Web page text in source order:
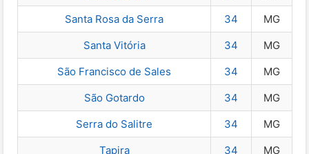
Santa Rosa da Serra
34
MG
Santa Vitória
34
MG
São Francisco de Sales
34
MG
São Gotardo
34
MG
Serra do Salitre
34
MG
Tapira
34
MG